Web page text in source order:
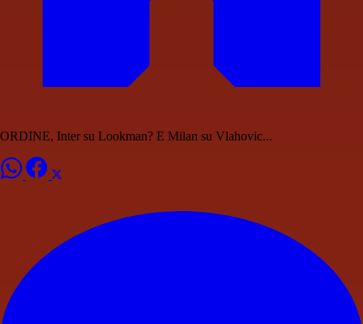
ORDINE, Inter su Lookman? E Milan su Vlahovic...